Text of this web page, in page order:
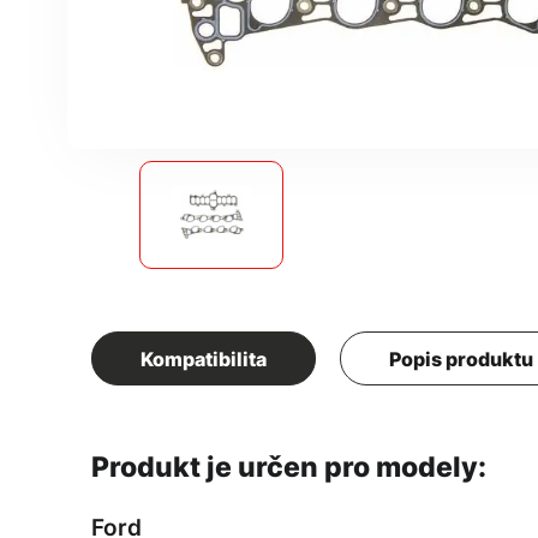
Kompatibilita Popis produktu
Produkt je určen pro modely:
Ford